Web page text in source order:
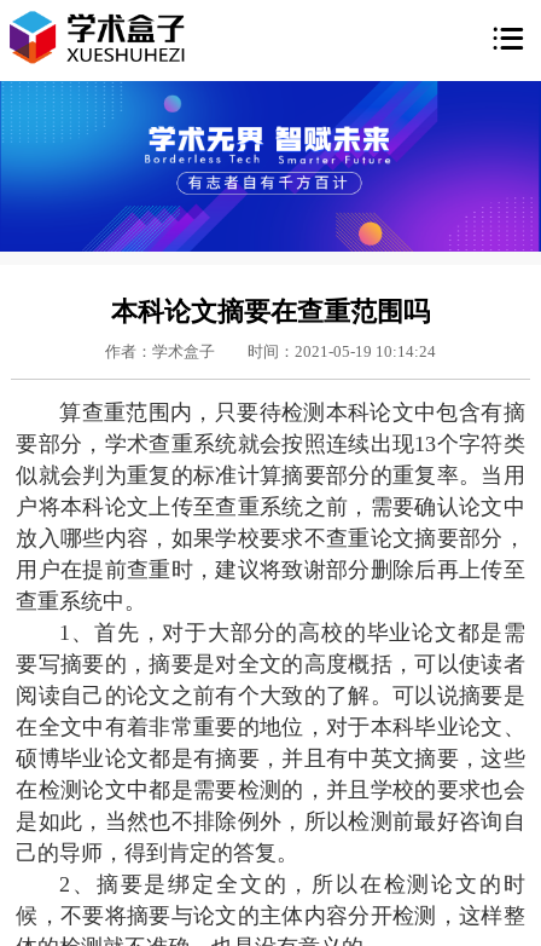

本科论文摘要在查重范围吗
作者：学术盒子 时间：2021-05-19 10:14:24
算查重范围内，只要待检测本科论文中包含有摘
要部分，学术查重系统就会按照连续出现13个字符类
似就会判为重复的标准计算摘要部分的重复率。当用
户将本科论文上传至查重系统之前，需要确认论文中
放入哪些内容，如果学校要求不查重论文摘要部分，
用户在提前查重时，建议将致谢部分删除后再上传至
查重系统中。
1、首先，对于大部分的高校的毕业论文都是需
要写摘要的，摘要是对全文的高度概括，可以使读者
阅读自己的论文之前有个大致的了解。可以说摘要是
在全文中有着非常重要的地位，对于本科毕业论文、
硕博毕业论文都是有摘要，并且有中英文摘要，这些
在检测论文中都是需要检测的，并且学校的要求也会
是如此，当然也不排除例外，所以检测前最好咨询自
己的导师，得到肯定的答复。
2、摘要是绑定全文的，所以在检测论文的时
候，不要将摘要与论文的主体内容分开检测，这样整